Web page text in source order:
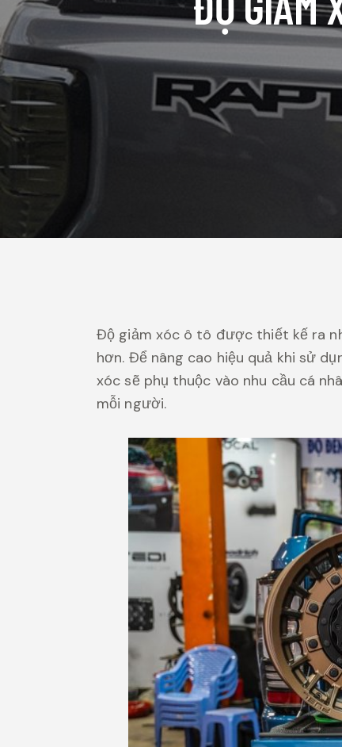
Độ giảm xóc ô tô được thiết kế ra
hơn. Để nâng cao hiệu quả khi sử
xóc sẽ phụ thuộc vào nhu cầu cá
mỗi người.